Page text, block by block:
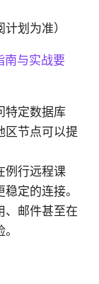
划为准）
南与实战要
特定数据库
区节点可以提
例行远程课
定的连接。
、邮件甚至在